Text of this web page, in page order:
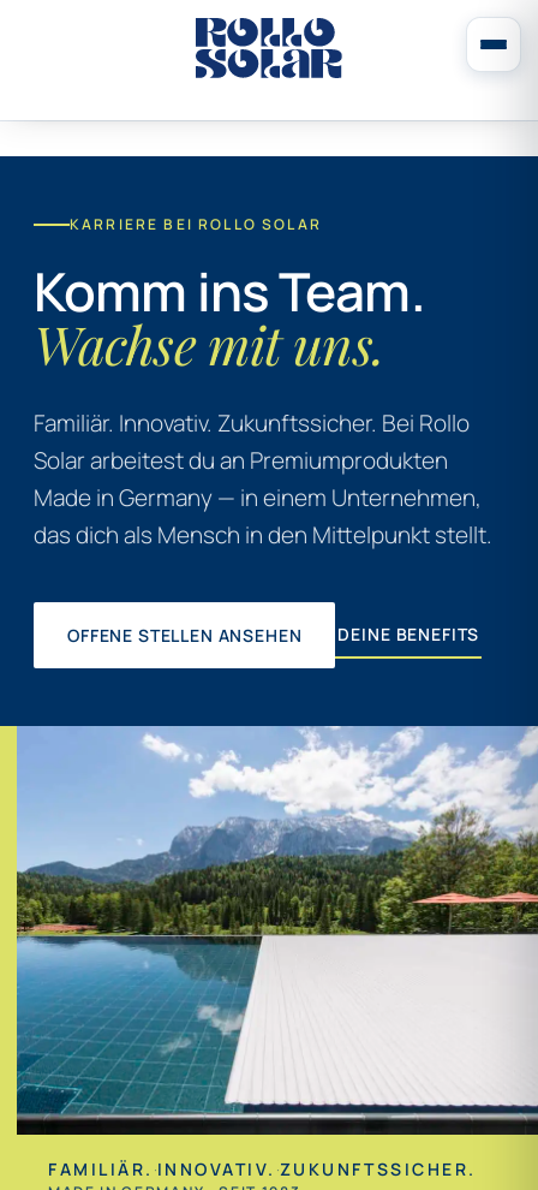
KARRIERE BEI ROLLO SOLAR
Komm ins Team.
Wachse mit uns.
Familiär. Innovativ. Zukunftssicher. Bei Rollo
Solar arbeitest du an Premiumprodukten
Made in Germany — in einem Unternehmen,
das dich als Mensch in den Mittelpunkt stellt.
OFFENE STELLEN ANSEHEN DEINE BENEFITS
FAMILIÄR. ·INNOVATIV. ·ZUKUNFTSSICHER.